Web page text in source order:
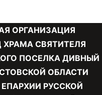
ОРГАНИЗАЦИЯ
СВЯТИТЕЛЯ
ПОСЕЛКА ДИВНЫЙ
ОБЛАСТИ
РУССКОЙ